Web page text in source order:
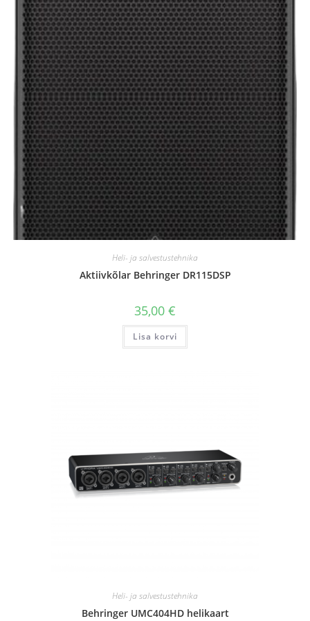
Heli- ja salvestustehnika
Aktiivkõlar Behringer DR115DSP
35,00 €
Lisa korvi
Heli- ja salvestustehnika
Behringer UMC404HD helikaart